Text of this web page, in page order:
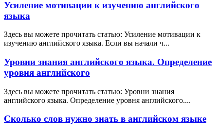
Усиление мотивации к изучению английского
языка
Здесь вы можете прочитать статью: Усиление мотивации к
изучению английского языка. Если вы начали ч...
Уровни знания английского языка. Определение
уровня английского
Здесь вы можете прочитать статью: Уровни знания
английского языка. Определение уровня английского....
Сколько слов нужно знать в английском языке